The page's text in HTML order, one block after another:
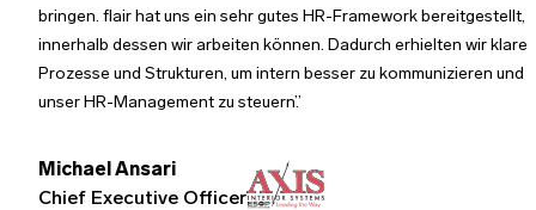
bringen. flair hat uns ein sehr gutes HR-Framework bereitgestellt,
innerhalb dessen wir arbeiten können. Dadurch erhielten wir klare
Prozesse und Strukturen, um intern besser zu kommunizieren und
unser HR-Management zu steuern.
Michael Ansari
Chief Executive Officer